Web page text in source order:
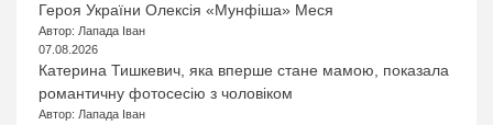
Героя України Олексія «Мунфіша» Меся
Автор: Лапада Іван
07.08.2026
Катерина Тишкевич, яка вперше стане мамою, показала
романтичну фотосесію з чоловіком
Автор: Лапада Іван